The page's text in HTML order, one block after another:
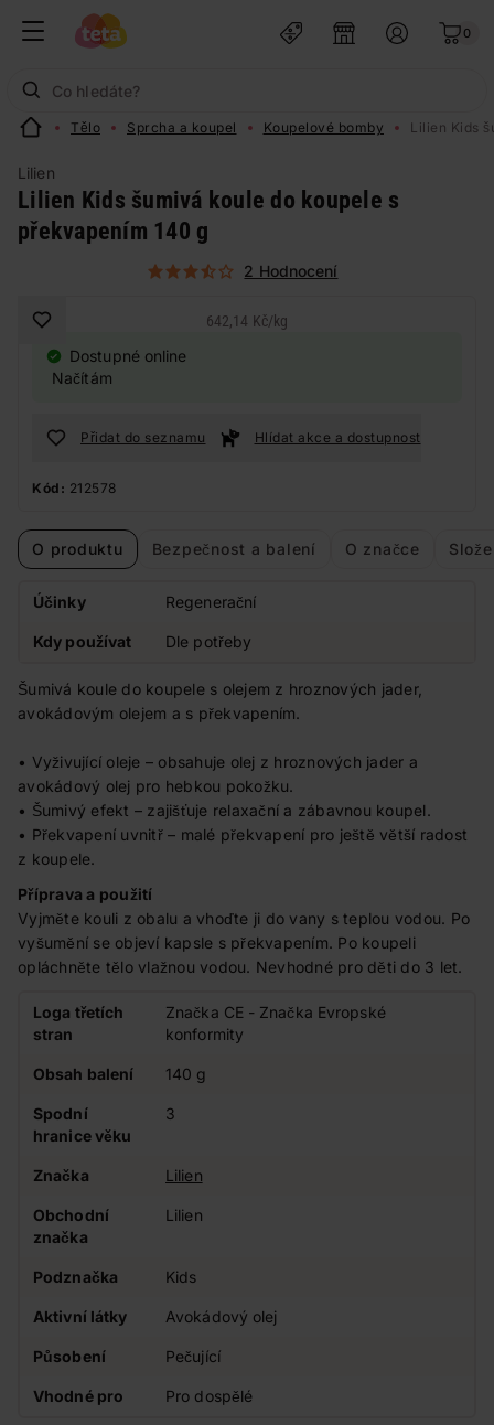
0
Tělo Sprcha a koupel Koupelové bomby Lilien Kids
Lilien
Lilien Kids šumivá koule do koupele s
překvapením 140 g
2 Hodnocení
642,14 Kč/kg
Dostupné online
Načítám
Přidat do seznamu Hlídat akce a dostupnost
Kód: 212578
O produktu Bezpečnost a balení O značce
Účinky Regenerační
Kdy používat Dle potřeby
Šumivá koule do koupele s olejem z hroznových jader,
avokádovým olejem a s překvapením.
• Vyživující oleje – obsahuje olej z hroznových jader a
avokádový olej pro hebkou pokožku.
• Šumivý efekt – zajišťuje relaxační a zábavnou koupel.
• Překvapení uvnitř – malé překvapení pro ještě větší radost
z koupele.
Příprava a použití
Vyjměte kouli z obalu a vhoďte ji do vany s teplou vodou. Po
vyšumění se objeví kapsle s překvapením. Po koupeli
opláchněte tělo vlažnou vodou. Nevhodné pro děti do 3 let.
Loga třetích
stran
Značka CE - Značka Evropské
konformity
Obsah balení 140 g
Spodní
hranice věku
3
Značka Lilien
Obchodní
značka
Lilien
Podznačka Kids
Aktivní látky Avokádový olej
Působení Pečující
Vhodné pro Pro dospělé